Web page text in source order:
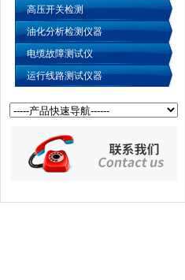
高压开关检测
油化分析检测仪器
电缆故障测试仪
运行线路测试仪器